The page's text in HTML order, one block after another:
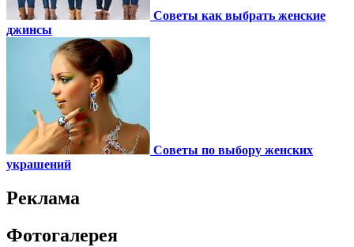
Советы как выбрать женские
джинсы
Советы по выбору женских
украшений
Реклама
Фотогалерея